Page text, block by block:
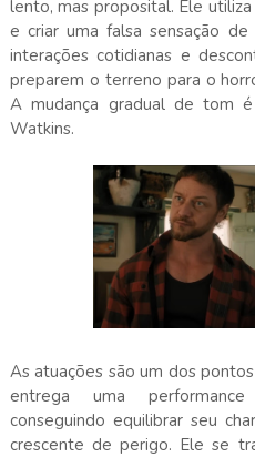
lento, mas proposital. Ele
e criar uma falsa sensação
interações cotidianas e
preparem o terreno para o
A mudança gradual de tom
Watkins.
As atuações são um dos
entrega uma
conseguindo equilibrar seu
crescente de perigo. Ele se